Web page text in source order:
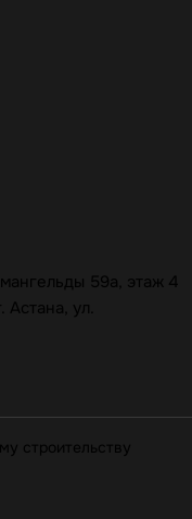
59а, этаж 4
Астана, ул.
строительству